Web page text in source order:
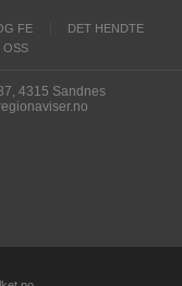
FE
DET HENDTE
OSS
4315 Sandnes